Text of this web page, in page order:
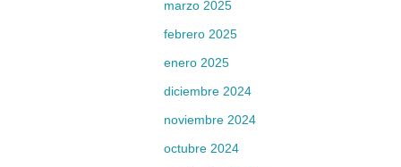
marzo 2025
febrero 2025
enero 2025
diciembre 2024
noviembre 2024
octubre 2024